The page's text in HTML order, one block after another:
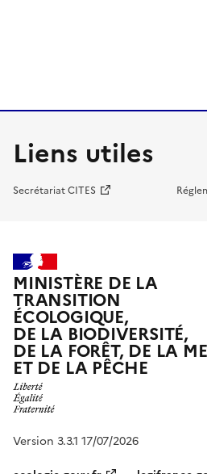
Liens utiles
Secrétariat CITES
MINISTÈRE DE LA
TRANSITION
ÉCOLOGIQUE,
DE LA BIODIVERSITÉ,
DE LA FORÊT, DE LA
ET DE LA PÊCHE
Version 3.3.1 17/07/2026